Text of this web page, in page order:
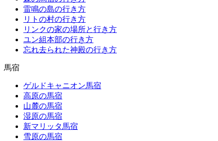
雷鳴の島の行き方
リトの村の行き方
リンクの家の場所と行き方
ユン組本部の行き方
忘れ去られた神殿の行き方
馬宿
ゲルドキャニオン馬宿
高原の馬宿
山麓の馬宿
湿原の馬宿
新マリッタ馬宿
雪原の馬宿